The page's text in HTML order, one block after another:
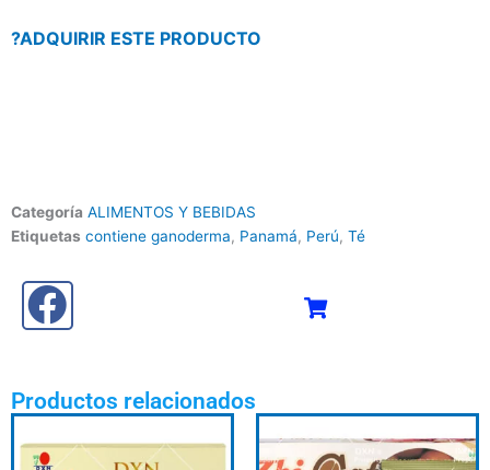
?ADQUIRIR ESTE PRODUCTO
Categoría ALIMENTOS Y BEBIDAS
Etiquetas contiene ganoderma, Panamá, Perú, Té
Productos relacionados